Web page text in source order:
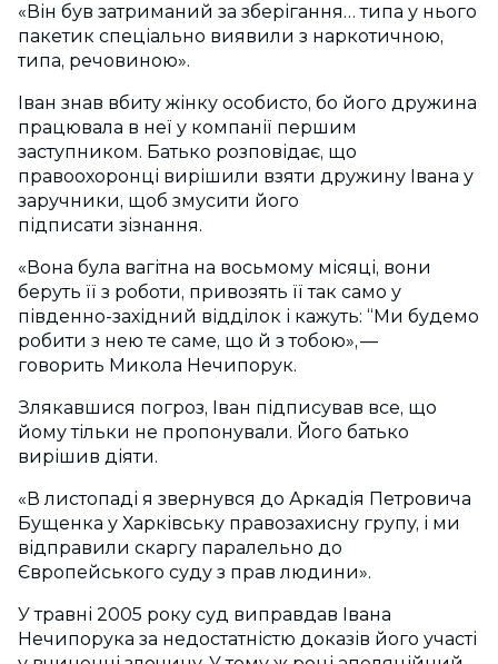
«Він був затриманий за зберігання… типа у нього
пакетик спеціально виявили з наркотичною,
типа, речовиною».
Іван знав вбиту жінку особисто, бо його дружина
працювала в неї у компанії першим
заступником. Батько розповідає, що
правоохоронці вирішили взяти дружину Івана у
заручники, щоб змусити його
підписати зізнання.
«Вона була вагітна на восьмому місяці, вони
беруть її з роботи, привозять її так само у
південно-західний відділок і кажуть: “Ми будемо
робити з нею те саме, що й з тобою», —
говорить Микола Нечипорук.
Злякавшися погроз, Іван підписував все, що
йому тільки не пропонували. Його батько
вирішив діяти.
«В листопаді я звернувся до Аркадія Петровича
Бущенка у Харківську правозахисну групу, і ми
відправили скаргу паралельно до
Європейського суду з прав людини».
У травні 2005 року суд виправдав Івана
Нечипорука за недостатністю доказів його участі